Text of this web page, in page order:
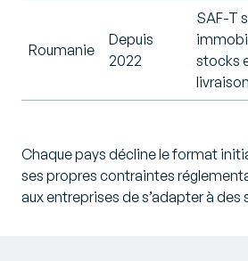
Roumanie
Depuis
2022
SAF-T
stocks
Chaque pays décline le format
ses propres contraintes
aux entreprises de s’adapter à